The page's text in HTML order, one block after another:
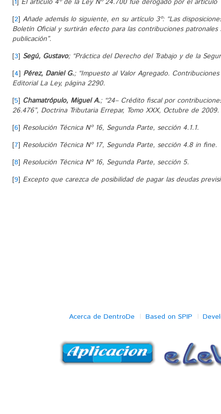
[1] El artículo 4º de la Ley Nº 24.700 fue derogado por el
[2] Añade además lo siguiente, en su artículo 3º: “Las
Boletín Oficial y surtirán efecto para las contribuciones
publicación”.
[3] Segú, Gustavo; “Práctica del Derecho del Trabajo y de la
[4] Pérez, Daniel G.; “Impuesto al Valor Agregado.
Editorial La Ley, página 2290.
[5] Chamatrópulo, Miguel A.; “24– Crédito fiscal por
26.476”, Doctrina Tributaria Errepar, Tomo XXX, Octubre de 2009.
[6] Resolución Técnica Nº 16, Segunda Parte, sección 4.1.1.
[7] Resolución Técnica Nº 17, Segunda Parte, sección 4.8 in fine.
[8] Resolución Técnica Nº 16, Segunda Parte, sección 5.
[9] Excepto que carezca de posibilidad de pagar las deudas
Acerca de DentroDe Based on SPIP